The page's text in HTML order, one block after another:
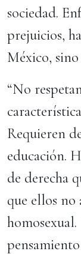
sociedad.
prejuicios,
México,
“No
Requieren
educación.
de derecha
que ellos